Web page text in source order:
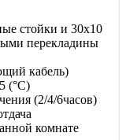
стойки и 30х10
перекладины
кабель)
(°C)
(2/4/6часов)
комнате